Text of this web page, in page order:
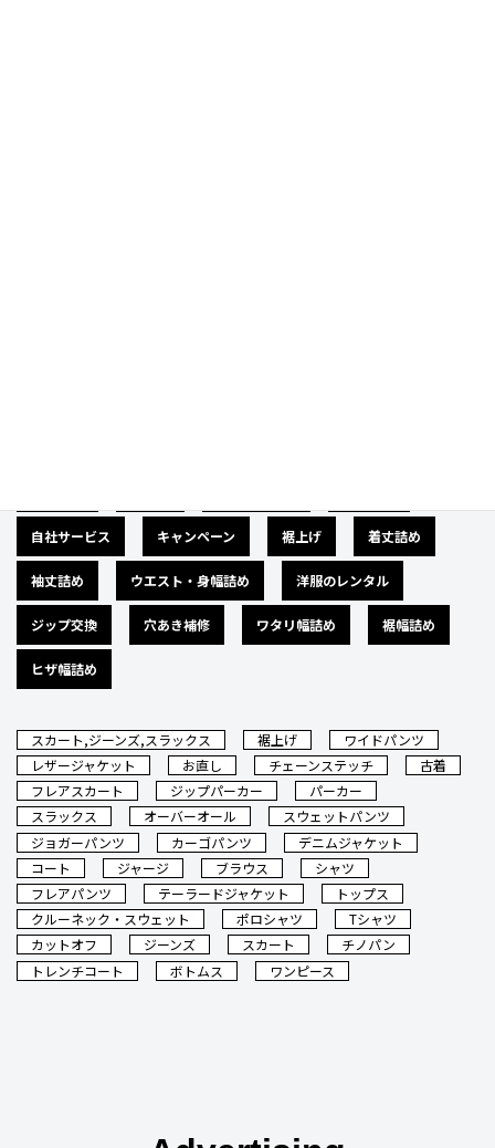
自社サービス キャンペーン 裾上げ 着丈詰め
袖丈詰め ウエスト・身幅詰め 洋服のレンタル
ジップ交換 穴あき補修 ワタリ幅詰め 裾幅詰め
ヒザ幅詰め
スカート,ジーンズ,スラックス 裾上げ
ワイドパンツ
レザージャケット
お直し チェーンステッチ
古着
フレアスカート
ジップパーカー
パーカー
スラックス
オーバーオール
スウェットパンツ
ジョガーパンツ
カーゴパンツ
デニムジャケット
コート
ジャージ ブラウス
シャツ
フレアパンツ
テーラードジャケット
トップス
クルーネック・スウェット
ポロシャツ
Tシャツ
カットオフ
ジーンズ スカート
チノパン
トレンチコート
ボトムス ワンピース